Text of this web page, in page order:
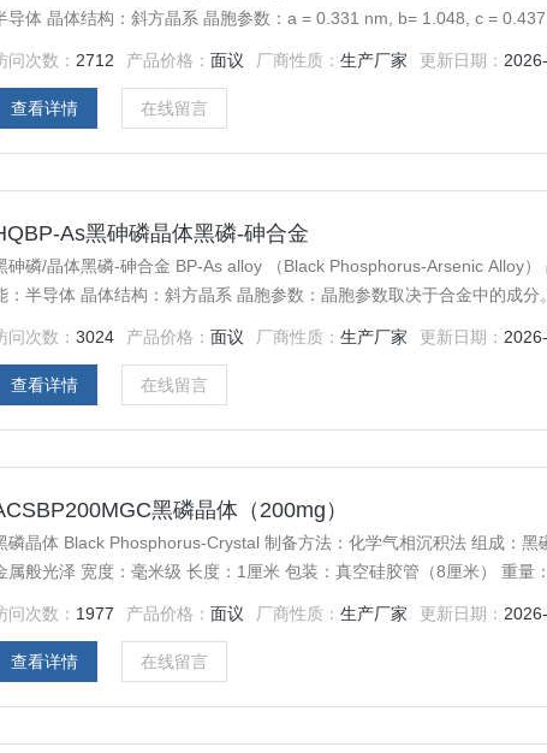
导体 晶体结构：斜方晶系 晶胞参数：a = 0.331 nm, b= 1.048, c = 0.437
问次数： 2712 产品价格：面议 厂商性质：生产厂家 更新日期：
查看详情 在线留言
As黑砷磷晶体黑磷-砷合金
砷磷/晶体黑磷-砷合金 BP-As alloy （Black Phosphorus-Arsenic Alloy
：半导体 晶体结构：斜方晶系 晶胞参数：晶胞参数取决于合金中的成
问次数：3024 产品价格：面议 厂商性质：生产厂家 更新日期：
查看详情 在线留言
黑磷晶体（200mg）
磷晶体 Black Phosphorus-Crystal 制备方法：化学气相沉积法 组成：黑
属般光泽 宽度：毫米级 长度：1厘米 包装：真空硅胶管（8厘米） 重量
问次数： 1977 产品价格：面议 厂商性质：生产厂家 更新日期：
查看详情 在线留言